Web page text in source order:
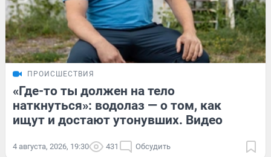
ПРОИСШЕСТВИЯ
«Где-то ты должен на тело
наткнуться»: водолаз — о том, как
ищут и достают утонувших. Видео
4 августа, 2026, 19:30 431 Обсудить